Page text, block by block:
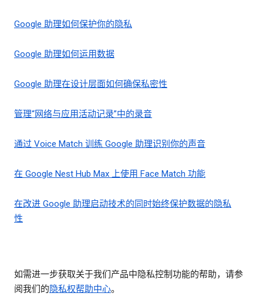
Google 助理如何保护你的隐私
Google 助理如何运用数据
Google 助理在设计层面如何确保私密性
管理“网络与应用活动记录”中的录音
通过 Voice Match 训练 Google 助理识别你的声音
在 Google Nest Hub Max 上使用 Face Match 功能
在改进 Google 助理启动技术的同时始终保护数据的隐私
性
如需进一步获取关于我们产品中隐私控制功能的帮助，请参
阅我们的隐私权帮助中心。